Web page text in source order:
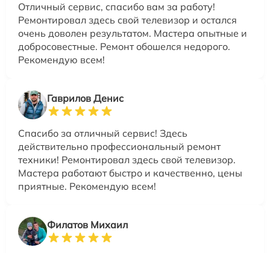
Отличный сервис, спасибо вам за работу!
Ремонтировал здесь свой телевизор и остался
очень доволен результатом. Мастера опытные и
добросовестные. Ремонт обошелся недорого.
Рекомендую всем!
Гаврилов Денис
Спасибо за отличный сервис! Здесь
действительно профессиональный ремонт
техники! Ремонтировал здесь свой телевизор.
Мастера работают быстро и качественно, цены
приятные. Рекомендую всем!
Филатов Михаил